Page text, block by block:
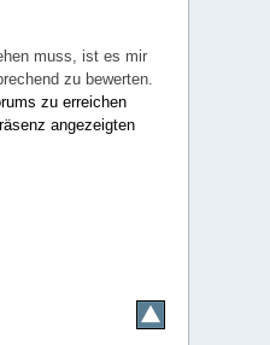
muss, ist es mir
zu bewerten.
zu erreichen
angezeigten